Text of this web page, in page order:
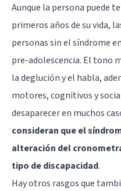
Aunque la persona puede
primeros años de su vida,
personas sin el síndrome
pre-adolescencia. El tono
la deglución y el habla,
motores, cognitivos y
desaparecer en muchos
consideran que el
alteración del
tipo de discapacidad.
Hay otros rasgos que